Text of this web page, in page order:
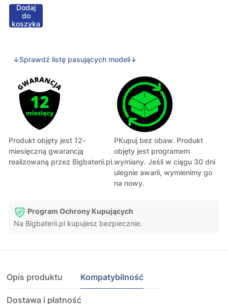
Dodaj
do
koszyka
↓Sprawdź listę pasujących modeli↓
Produkt objęty jest 12-
miesięczną gwarancją
realizowaną przez Bigbaterii.pl.
PKupuj bez obaw. Produkt
objęty jest programem
wymiany. Jeśli w ciągu 30 dni
ulegnie awarii, wymienimy go
na nowy.
Program Ochrony Kupujących
Na Bigbaterii.pl kupujesz bezpiecznie.
Opis produktu Kompatybilność
Dostawa i płatność